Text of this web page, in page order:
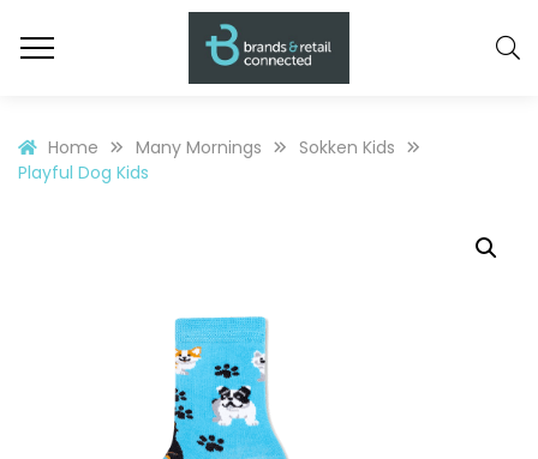
Home Many Mornings
Sokken Kids
Playful Dog Kids